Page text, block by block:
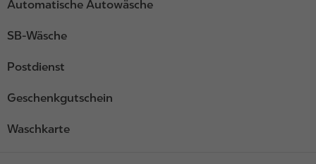
Automatische Autowäsche
SB-Wäsche
Postdienst
Geschenkgutschein
Waschkarte